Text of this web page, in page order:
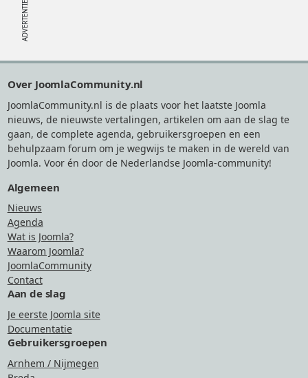
Over JoomlaCommunity.nl
JoomlaCommunity.nl is de plaats voor het laatste Joomla
nieuws, de nieuwste vertalingen, artikelen om aan de slag te
gaan, de complete agenda, gebruikersgroepen en een
behulpzaam forum om je wegwijs te maken in de wereld van
Joomla. Voor én door de Nederlandse Joomla-community!
Algemeen
Nieuws
Agenda
Wat is Joomla?
Waarom Joomla?
JoomlaCommunity
Contact
Aan de slag
Je eerste Joomla site
Documentatie
Gebruikersgroepen
Arnhem / Nijmegen